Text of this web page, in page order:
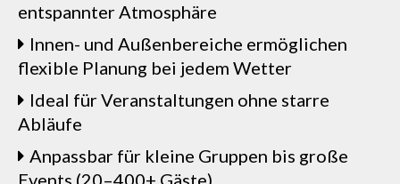
entspannter Atmosphäre
Innen- und Außenbereiche ermöglichen
flexible Planung bei jedem Wetter
Ideal für Veranstaltungen ohne starre
Abläufe
Anpassbar für kleine Gruppen bis große
Events (20–400+ Gäste)